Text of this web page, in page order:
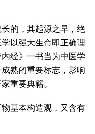
的，其起源之早，绝
以强大生命即正确理
经》一书当为中医学
熟的重要标志，影响
重要典籍。
物基本构造观，又含有